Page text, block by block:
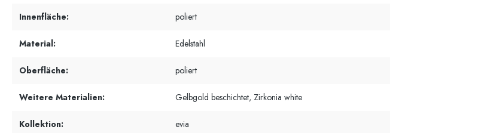
Innenfläche: poliert
Material: Edelstahl
Oberfläche: poliert
Weitere Materialien: Gelbgold beschichtet, Zirkonia white
Kollektion: evia